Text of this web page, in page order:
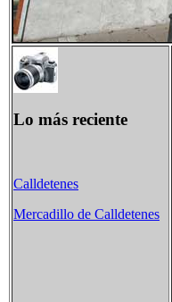
Lo más reciente
Calldetenes
Mercadillo de Calldetenes